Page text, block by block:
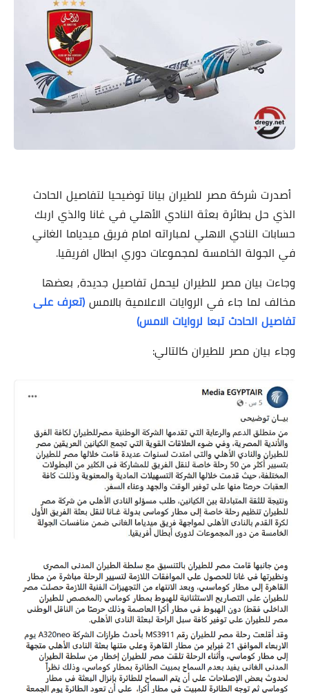
أصدرت شركة مصر للطيران بيانا توضيحيا لتفاصيل الحادث
الذي حل بطائرة بعثة النادي الأهلي في غانا والذي اربك
حسابات النادي الاهلي لمباراته امام فريق ميدياما الغاني
في الجولة الخامسة لمجموعات دوري ابطال افريقيا.
وجاءت بيان مصر للطيران ليحمل تفاصيل جديدة, بعضها
مخالف لما جاء في الروايات الاعلامية بالامس (تعرف على
تفاصيل الحادث تبعا لروايات الامس)
وجاء بيان مصر للطيران كالتالي: